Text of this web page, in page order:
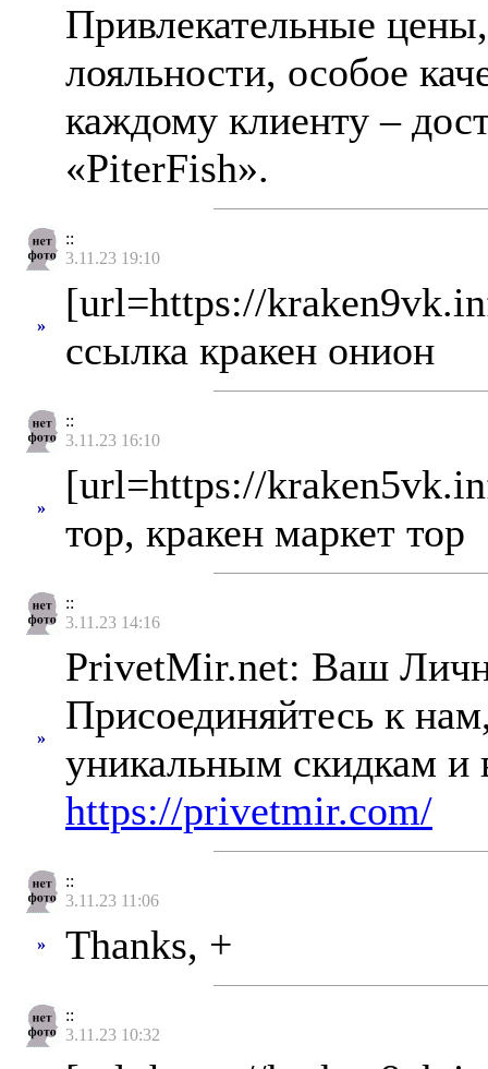
Привлекательные
лояльности, особое
каждому клиенту –
«PiterFish».
::
3.11.23 19:10
»
[url=https://
ссылка кракен онион
::
3.11.23 16:10
»
[url=https://
тор, кракен маркет тор
::
3.11.23 14:16
»
PrivetMir.net: Ваш
Присоединяйтесь к
уникальным скидкам и
https://privetmir.com/
::
3.11.23 11:06
» Thanks, +
::
3.11.23 10:32